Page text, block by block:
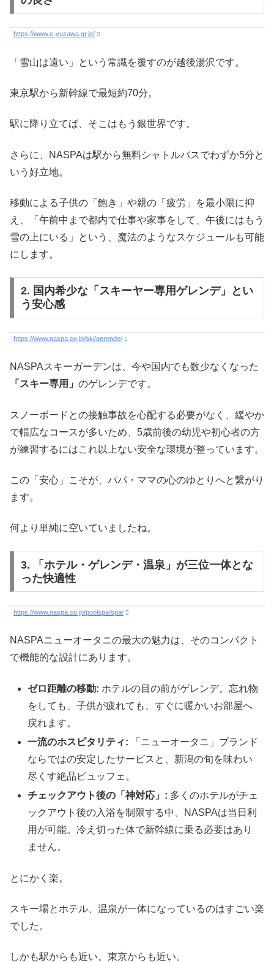
https://www.e-yuzawa.gr.jp/
「雪山は遠い」という常識を覆すのが越後湯沢です。
東京駅から新幹線で最短約70分。
駅に降り立てば、そこはもう銀世界です。
さらに、NASPAは駅から無料シャトルバスでわずか5分と
いう好立地。
移動による子供の「飽き」や親の「疲労」を最小限に抑
え、「午前中まで都内で仕事や家事をして、午後にはもう
雪の上にいる」という、魔法のようなスケジュールも可能
にします。
2. 国内希少な「スキーヤー専用ゲレンデ」とい
う安心感
https://www.naspa.co.jp/ski/gerende/
NASPAスキーガーデンは、今や国内でも数少なくなった
「スキー専用」 のゲレンデです。
スノーボードとの接触事故を心配する必要がなく、緩やか
で幅広なコースが多いため、5歳前後の幼児や初心者の方
が練習するにはこれ以上ない安全な環境が整っています。
この「安心」こそが、パパ・ママの心のゆとりへと繋がり
ます。
何より単純に空いていましたね。
3. 「ホテル・ゲレンデ・温泉」が三位一体とな
った快適性
https://www.naspa.co.jp/poolspa/spa/
NASPAニューオータニの最大の魅力は、そのコンパクト
で機能的な設計にあります。
ゼロ距離の移動: ホテルの目の前がゲレンデ。忘れ物
をしても、子供が疲れても、すぐに暖かいお部屋へ
戻れます。
一流のホスピタリティ: 「ニューオータニ」ブランド
ならではの安定したサービスと、新潟の旬を味わい
尽くす絶品ビュッフェ。
チェックアウト後の「神対応」: 多くのホテルがチェ
ックアウト後の入浴を制限する中、NASPAは当日利
用が可能。冷え切った体で新幹線に乗る必要はあり
ません。
とにかく楽。
スキー場とホテル、温泉が一体になっているのはすごい楽
でした。
しかも駅からも近い。東京からも近い。